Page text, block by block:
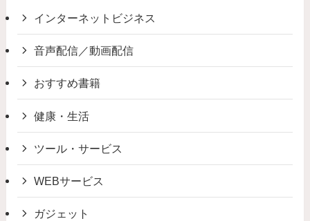
インターネットビジネス
音声配信／動画配信
おすすめ書籍
健康・生活
ツール・サービス
WEBサービス
ガジェット